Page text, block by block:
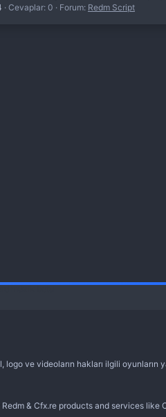
Cevaplar: 0 Forum: Redm Script
ve videoların hakları ilgili oyunların
& Cfx.re products and services like